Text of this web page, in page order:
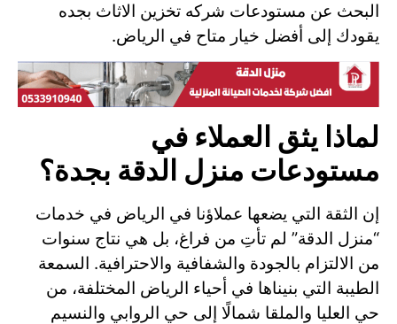
البحث عن مستودعات شركه تخزين الاثاث بجده
يقودك إلى أفضل خيار متاح في الرياض.
لماذا يثق العملاء في
مستودعات منزل الدقة بجدة؟
إن الثقة التي يضعها عملاؤنا في الرياض في خدمات
“منزل الدقة” لم تأتِ من فراغ، بل هي نتاج سنوات
من الالتزام بالجودة والشفافية والاحترافية. السمعة
الطيبة التي بنيناها في أحياء الرياض المختلفة، من
حي العليا والملقا شمالًا إلى حي الروابي والنسيم